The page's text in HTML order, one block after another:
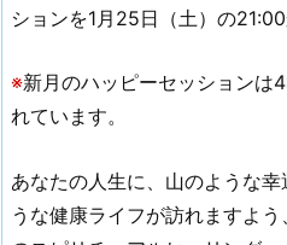
ションを1月25日（土）の21:00
※新月のハッピーセッションは
れています。
あなたの人生に、山のような
うな健康ライフが訪れますよ